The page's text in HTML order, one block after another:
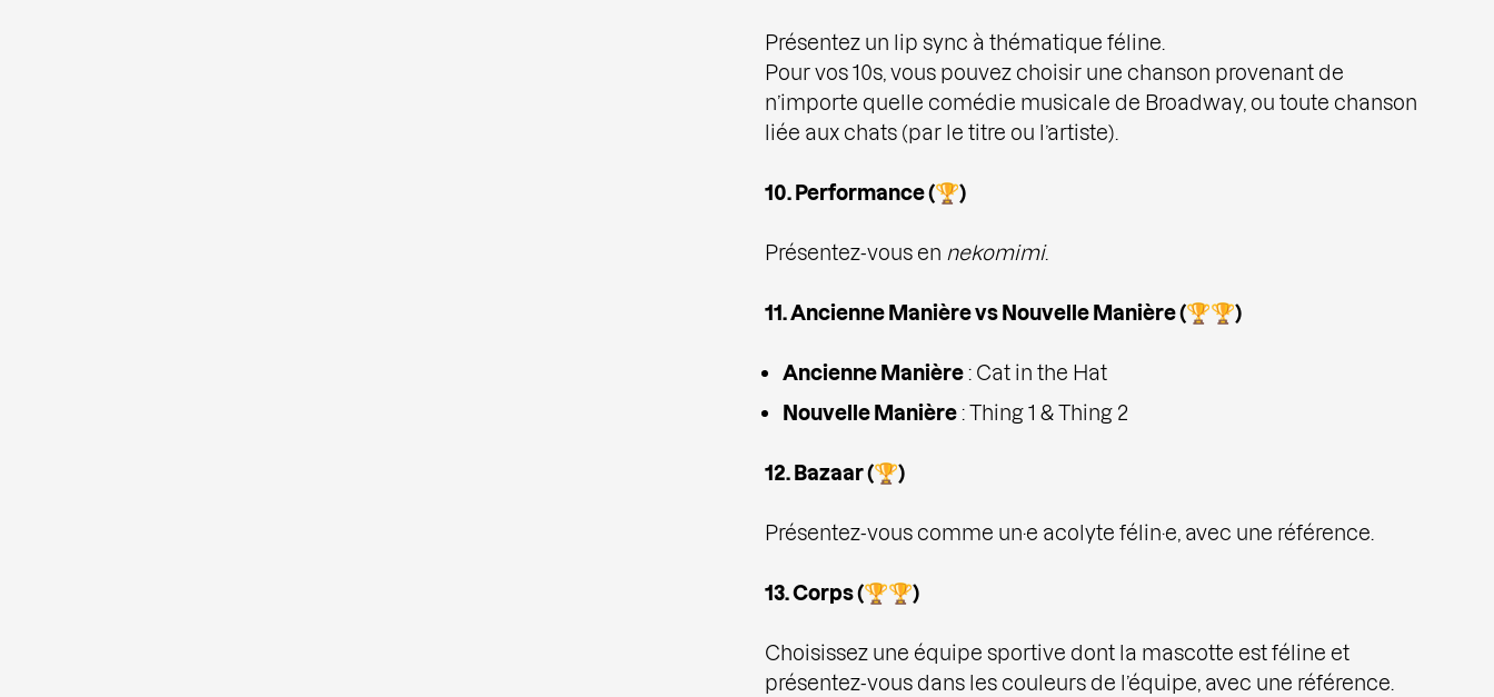
Présentez un lip sync à thématique féline.
Pour vos 10s, vous pouvez choisir une chanson provenant de
n’importe quelle comédie musicale de Broadway, ou toute chanson
liée aux chats (par le titre ou l’artiste).
10. Performance (🏆)
Présentez-vous en nekomimi.
11. Ancienne Manière vs Nouvelle Manière (🏆🏆)
Ancienne Manière : Cat in the Hat
Nouvelle Manière : Thing 1 & Thing 2
12. Bazaar (🏆)
Présentez-vous comme un·e acolyte félin·e, avec une référence.
13. Corps (🏆🏆)
Choisissez une équipe sportive dont la mascotte est féline et
présentez-vous dans les couleurs de l’équipe, avec une référence.